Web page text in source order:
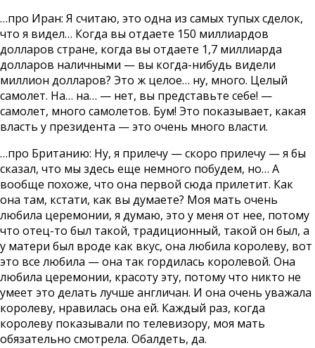
…про Иран: Я считаю, это одна из самых тупых сделок,
что я видел… Когда вы отдаете 150 миллиардов
долларов стране, когда вы отдаете 1,7 миллиарда
долларов наличными — вы когда-нибудь видели
миллион долларов? Это ж целое… ну, много. Целый
самолет. На… на… — нет, вы представьте себе! —
самолет, много самолетов. Бум! Это показывает, какая
власть у президента — это очень много власти.
…про Британию: Ну, я прилечу — скоро прилечу — я бы
сказал, что мы здесь еще немного побудем, но… А
вообще похоже, что она первой сюда прилетит. Как
она там, кстати, как вы думаете? Моя мать очень
любила церемонии, я думаю, это у меня от нее, потому
что отец-то был такой, традиционный, такой он был, а
у матери был вроде как вкус, она любила королеву, вот
это все любила — она так гордилась королевой. Она
любила церемонии, красоту эту, потому что никто не
умеет это делать лучше англичан. И она очень уважала
королеву, нравилась она ей. Каждый раз, когда
королеву показывали по телевизору, моя мать
обязательно смотрела. Обалдеть, да.